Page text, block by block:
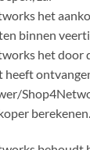
het
binnen
het door
berekenen.